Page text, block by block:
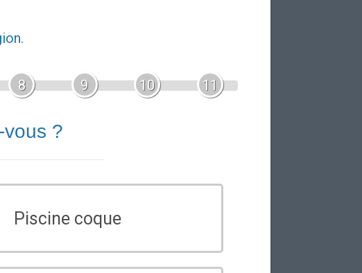
8 9 10 11
?
Piscine coque